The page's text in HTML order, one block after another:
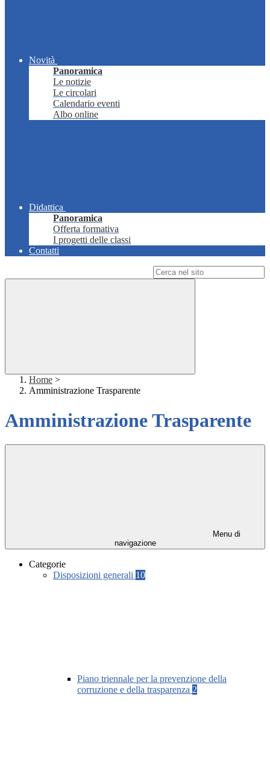
Novità
Panoramica
Le notizie
Le circolari
Calendario eventi
Albo online
Didattica
Panoramica
Offerta formativa
I progetti delle classi
Contatti
Home >
Amministrazione Trasparente
Amministrazione Trasparente
Menu di
navigazione
Categorie
Disposizioni generali 10
Piano triennale per la prevenzione della
corruzione e della trasparenza 2